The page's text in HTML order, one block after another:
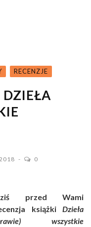
RECENZJE
DZIEŁA
0
przed Wami
książki Dzieła
wszystkie